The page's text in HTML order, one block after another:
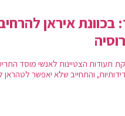
בכוונת איראן
תעודות הצטיינות לאנשי מוסד
והתחייב שלא יאפשר לטהראן